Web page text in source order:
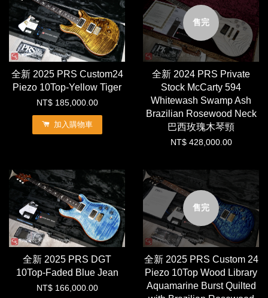
全新 2025 PRS Custom24
Piezo 10Top-Yellow Tiger
NT$ 185,000.00
加入購物車
售完
全新 2024 PRS Private
Stock McCarty 594
Whitewash Swamp Ash
Brazilian Rosewood Neck
巴西玫瑰木琴頸
NT$ 428,000.00
全新 2025 PRS DGT
10Top-Faded Blue Jean
NT$ 166,000.00
售完
全新 2025 PRS Custom 24
Piezo 10Top Wood Library
Aquamarine Burst Quilted